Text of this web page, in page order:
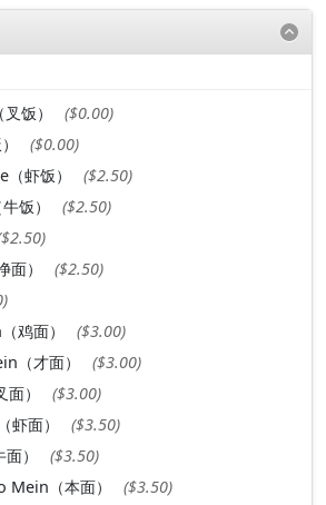
饭）
($0.00)
($0.00)
虾饭）
($2.50)
饭）
($2.50)
面）
($2.50)
鸡面）
($3.00)
（才面）
($3.00)
）
($3.00)
虾面）
($3.50)
）
($3.50)
Mein（本面）
($3.50)